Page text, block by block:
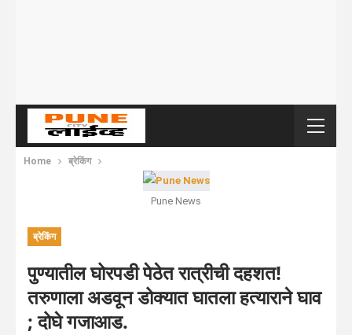
Home ब्रेकिंग
Pune News
ब्रेकिंग
पुण्यातील घोरपडी पेठेत रात्रीची दहशत!
तरुणाला अडवून डोक्यात घातला हत्याराने घाव
; दोघे गजाआड.